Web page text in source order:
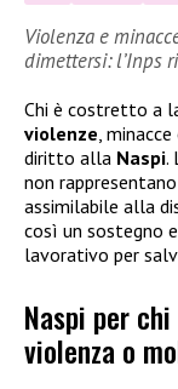
Violenza e
dimettersi: l’Inps
Chi è costretto a
violenze,
diritto alla Naspi.
non
assimilabile alla
così un sostegno
lavorativo per
Naspi per
violenza o